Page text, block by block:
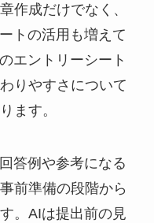
作成だけでなく、
トの活用も増えて
エントリーシート
りやすさについて
ます。
答例や参考になる
前準備の段階から
。AIは提出前の見